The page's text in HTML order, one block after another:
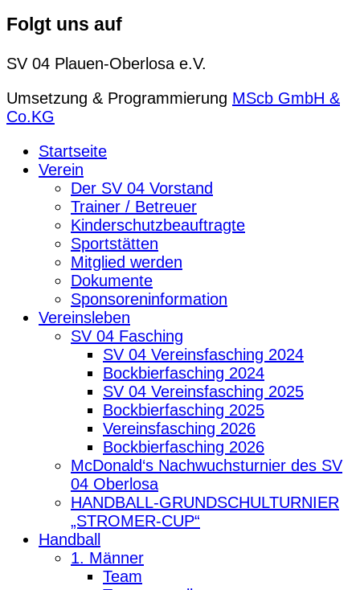
Folgt uns auf
SV 04 Plauen-Oberlosa e.V.
Umsetzung & Programmierung MScb GmbH &
Co.KG
Startseite
Verein
Der SV 04 Vorstand
Trainer / Betreuer
Kinderschutzbeauftragte
Sportstätten
Mitglied werden
Dokumente
Sponsoreninformation
Vereinsleben
SV 04 Fasching
SV 04 Vereinsfasching 2024
Bockbierfasching 2024
SV 04 Vereinsfasching 2025
Bockbierfasching 2025
Vereinsfasching 2026
Bockbierfasching 2026
McDonald‘s Nachwuchsturnier des SV
04 Oberlosa
HANDBALL-GRUNDSCHULTURNIER
„STROMER-CUP“
Handball
1. Männer
Team